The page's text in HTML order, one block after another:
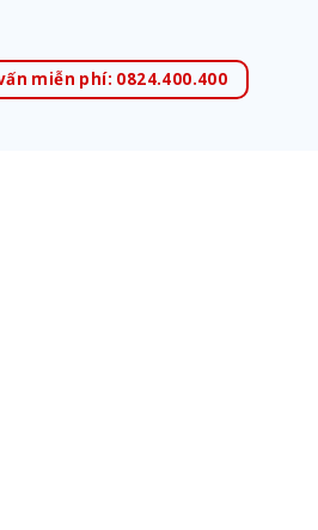
miễn phí: 0824.400.400